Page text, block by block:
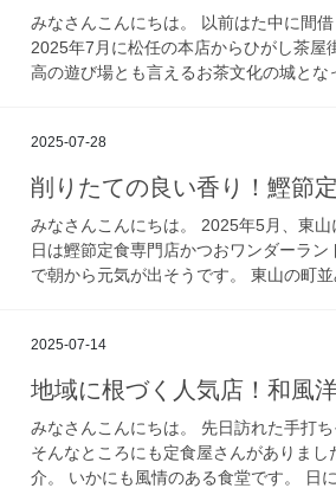
みなさんこんにちは。 以前はた中に間
2025年7月に松任の本店からひがし茶屋
高の遊び場とも言えるお茶文化の城と
2025-07-28
削りたての良い香り！鰹節
みなさんこんにちは。 2025年5月、東
日は鰹節定食専門店かつおワンダーラ
で朝から元気が出そうです。 東山の町
2025-07-14
地域に根づく人気店！和風
みなさんこんにちは。 先日訪れた手打
そんなところにも定食屋さんがありま
介。 いかにも風情のある食堂です。 日